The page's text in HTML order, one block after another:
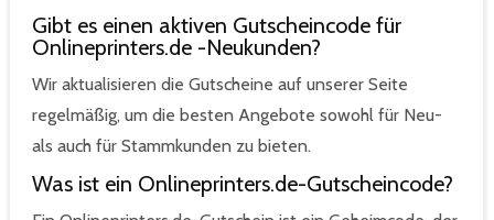
Gibt es einen aktiven Gutscheincode für
Onlineprinters.de -Neukunden?
Wir aktualisieren die Gutscheine auf unserer Seite
regelmäßig, um die besten Angebote sowohl für Neu-
als auch für Stammkunden zu bieten.
Was ist ein Onlineprinters.de-Gutscheincode?